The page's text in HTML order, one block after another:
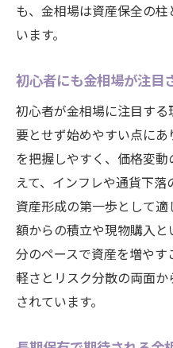
も、金相場は資産保全の
います。
初心者にも金相場が注目
初心者が金相場に注目す
要とせず始めやすい点に
を把握しやすく、価格変
えて、インフレや通貨下落
資産形成の第一歩として
額からの積立や現物購入
分のペースで資産を増や
軽さとリスク分散の両面
されています。